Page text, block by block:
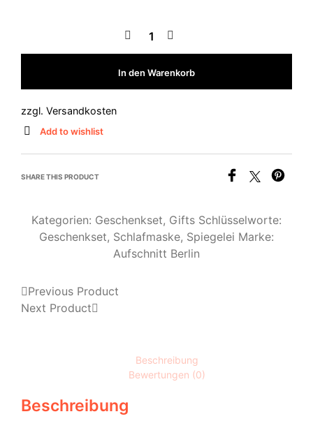
In den Warenkorb
zzgl. Versandkosten
Add to wishlist
SHARE THIS PRODUCT
Kategorien: Geschenkset, Gifts Schlüsselworte:
Geschenkset, Schlafmaske, Spiegelei Marke:
Aufschnitt Berlin
Previous Product
Next Product
Beschreibung
Bewertungen (0)
Beschreibung